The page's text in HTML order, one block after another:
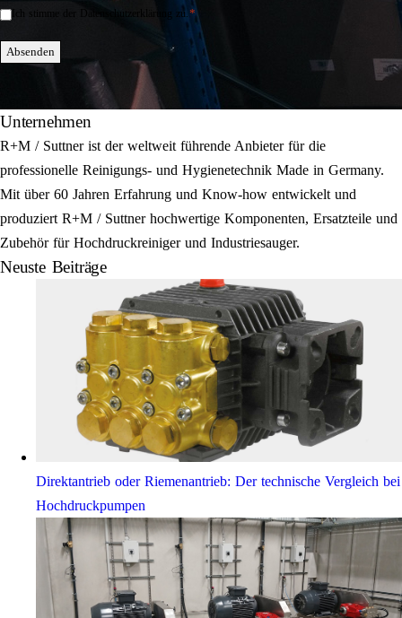
Einwilligung
Ich stimme der Datenschutzerklärung zu.*
Absenden
Unternehmen
R+M / Suttner ist der weltweit führende Anbieter für die
professionelle Reinigungs- und Hygienetechnik Made in Germany.
Mit über 60 Jahren Erfahrung und Know-how entwickelt und
produziert R+M / Suttner hochwertige Komponenten, Ersatzteile und
Zubehör für Hochdruckreiniger und Industriesauger.
Neuste Beiträge
Direktantrieb oder Riemenantrieb: Der technische Vergleich bei
Hochdruckpumpen